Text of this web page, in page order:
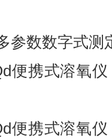
参数数字式测
便携式溶氧
便携式溶氧